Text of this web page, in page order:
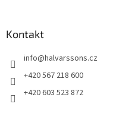
Kontakt
info@halvarssons.cz
+420 567 218 600
+420 603 523 872